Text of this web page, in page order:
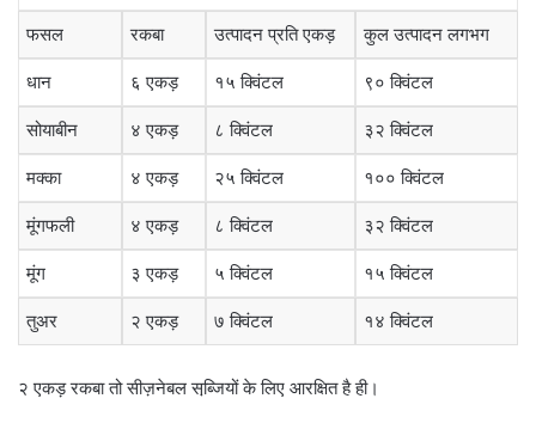
फसल रकबा उत्पादन प्रति एकड़ कुल उत्पादन लगभग
धान ६ एकड़ १५ क्विंटल ९० क्विंटल
सोयाबीन ४ एकड़ ८ क्विंटल ३२ क्विंटल
मक्का ४ एकड़ २५ क्विंटल १०० क्विंटल
मूंगफली ४ एकड़ ८ क्विंटल ३२ क्विंटल
मूंग ३ एकड़ ५ क्विंटल १५ क्विंटल
तुअर २ एकड़ ७ क्विंटल १४ क्विंटल
२ एकड़ रकबा तो सीज़नेबल सब्जि़यों के लिए आरक्षित है ही।